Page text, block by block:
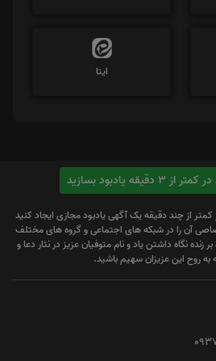
ایتا
یادبود بسازید
از چند دقیقه یک آگهی یادبود مجازی ایجاد کنید
آن را در شبکه های اجتماعی و گروه های مختلف
زنده نگاه داشتن یاد و نام متوفیان عزیز در نثار دعا و
به روح این عزیزان سهیم باشید.